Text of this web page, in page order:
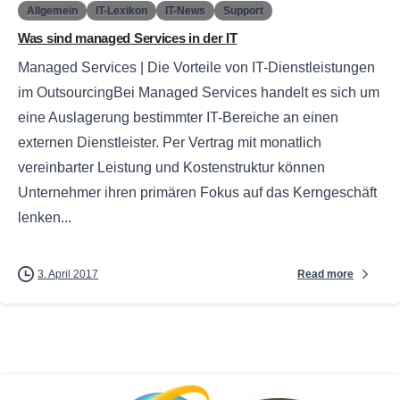
Allgemein IT-Lexikon IT-News Support
Was sind managed Services in der IT
Managed Services | Die Vorteile von IT-Dienstleistungen
im OutsourcingBei Managed Services handelt es sich um
eine Auslagerung bestimmter IT-Bereiche an einen
externen Dienstleister. Per Vertrag mit monatlich
vereinbarter Leistung und Kostenstruktur können
Unternehmer ihren primären Fokus auf das Kerngeschäft
lenken...
3. April 2017 Read more